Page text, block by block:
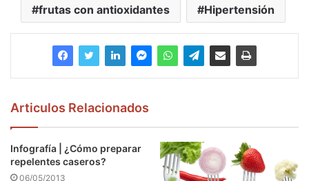
frutas con antioxidantes Hipertensión
Articulos Relacionados
Infografía | ¿Cómo preparar
repelentes caseros?
06/05/2013